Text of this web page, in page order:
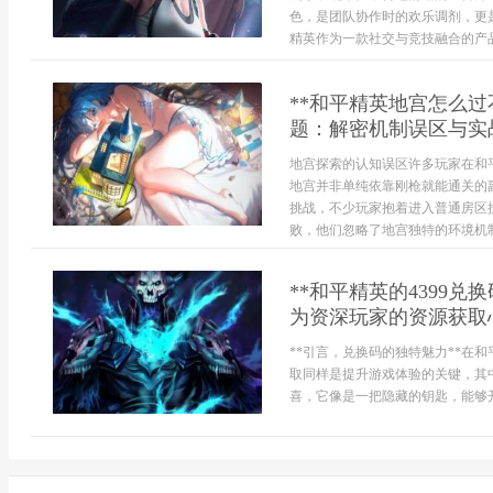
色，是团队协作时的欢乐调剂，
精英作为一款社交与竞技融合的产
**和平精英地宫怎么
题：解密机制误区与
地宫探索的认知误区许多玩家在
地宫并非单纯依靠刚枪就能通关
挑战，不少玩家抱着进入普通房
败，他们忽略了地宫独特的环境
**和平精英的4399兑
为资深玩家的资源获
**引言，兑换码的独特魅力**在和
取同样是提升游戏体验的关键，
喜，它像是一把隐藏的钥匙，能